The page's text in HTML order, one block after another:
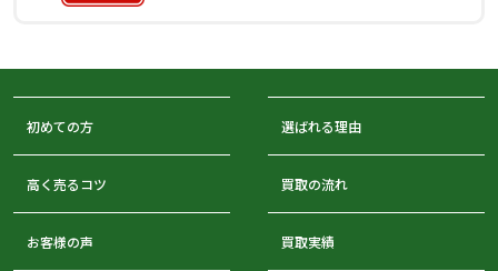
初めての方 選ばれる理由
高く売るコツ 買取の流れ
お客様の声 買取実績